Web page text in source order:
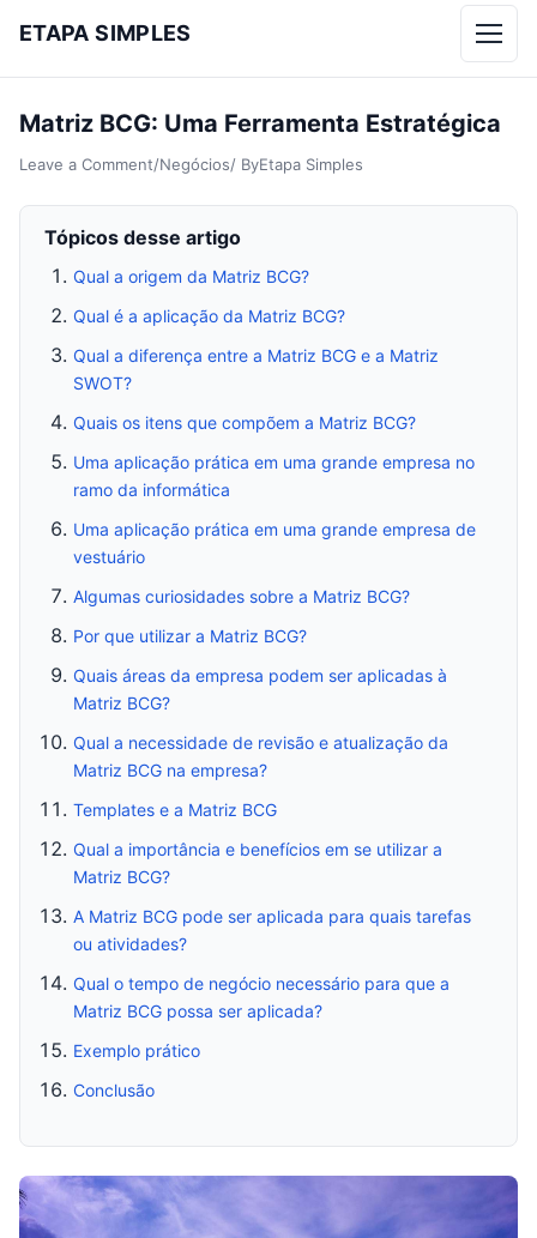
ETAPA SIMPLES Menu
Matriz BCG: Uma Ferramenta Estratégica
Leave a Comment/Negócios/ ByEtapa Simples
Tópicos desse artigo
Qual a origem da Matriz BCG?
Qual é a aplicação da Matriz BCG?
Qual a diferença entre a Matriz BCG e a Matriz
SWOT?
Quais os itens que compõem a Matriz BCG?
Uma aplicação prática em uma grande empresa no
ramo da informática
Uma aplicação prática em uma grande empresa de
vestuário
Algumas curiosidades sobre a Matriz BCG?
Por que utilizar a Matriz BCG?
Quais áreas da empresa podem ser aplicadas à
Matriz BCG?
Qual a necessidade de revisão e atualização da
Matriz BCG na empresa?
Templates e a Matriz BCG
Qual a importância e benefícios em se utilizar a
Matriz BCG?
A Matriz BCG pode ser aplicada para quais tarefas
ou atividades?
Qual o tempo de negócio necessário para que a
Matriz BCG possa ser aplicada?
Exemplo prático
Conclusão